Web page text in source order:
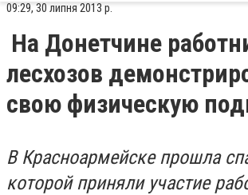
09:29, 30 липня 2013 р.
На Донетчине
лесхозов
свою физическую
В Красноармейске прошла
которой приняли участие